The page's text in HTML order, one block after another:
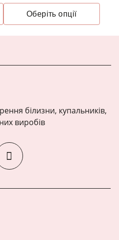
Оберіть опції
білизни, купальників,
виробів